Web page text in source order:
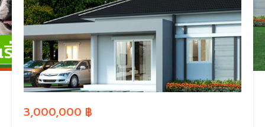
3,000,000 ฿